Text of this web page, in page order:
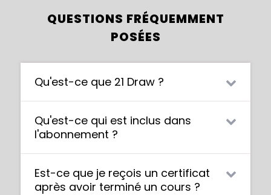
QUESTIONS FRÉQUEMMENT
POSÉES
Qu'est-ce que 21 Draw ?
21 Draw est une communauté en ligne où
les artistes en devenir de tous niveaux
peuvent s'améliorer. Nos artistes et nos
instructeurs contributeurs sont les
meilleurs au monde.
Laplateforme de streamingde www.21-
Qu'est-ce qui est inclus dans
l'abonnement ?
L'abonnement comprend un accès illimité
à l'ensemble des 70+ cours donnés par les
meilleurs artistes du monde, PLUS de
Est-ce que je reçois un certificat
après avoir terminé un cours ?